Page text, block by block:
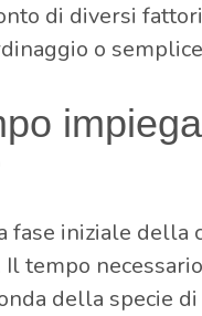
di diversi
o
fase iniziale della
tempo
della specie